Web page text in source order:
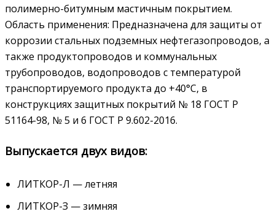
полимерно-битумным мастичным покрытием.
Область применения: Предназначена для защиты от
коррозии стальных подземных нефтегазопроводов, а
также продуктопроводов и коммунальных
трубопроводов, водопроводов с температурой
транспортируемого продукта до +40°С, в
конструкциях защитных покрытий № 18 ГОСТ Р
51164-98, № 5 и 6 ГОСТ Р 9.602-2016.
Выпускается двух видов:
ЛИТКОР-Л — летняя
ЛИТКОР-З — зимняя